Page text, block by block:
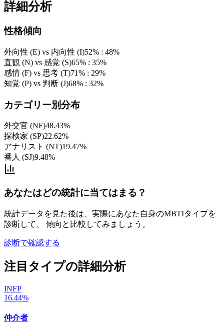
詳細分析
性格傾向
外向性 (E) vs 内向性 (I)52% : 48%
直観 (N) vs 感覚 (S)65% : 35%
感情 (F) vs 思考 (T)71% : 29%
知覚 (P) vs 判断 (J)68% : 32%
カテゴリー別分布
外交官 (NF)48.43%
探検家 (SP)22.62%
アナリスト (NT)19.47%
番人 (SJ)9.48%
あなたはどの統計に当てはまる？
統計データを見た後は、実際にあなた自身のMBTIタイプを
診断して、 傾向と比較してみましょう。
診断で確認する
注目タイプの詳細分析
INFP
16.44%
仲介者